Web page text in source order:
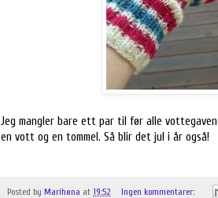
Jeg mangler bare ett par til før alle
en vott og en tommel. Så blir det jul i år også!
Posted by Marihøna at 19:52 Ingen kommentarer: